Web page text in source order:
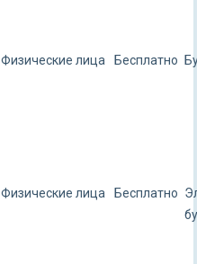
Физические лица Бесплатно
Физические лица Бесплатно